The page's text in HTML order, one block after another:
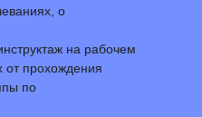
о
на рабочем
от прохождения
по